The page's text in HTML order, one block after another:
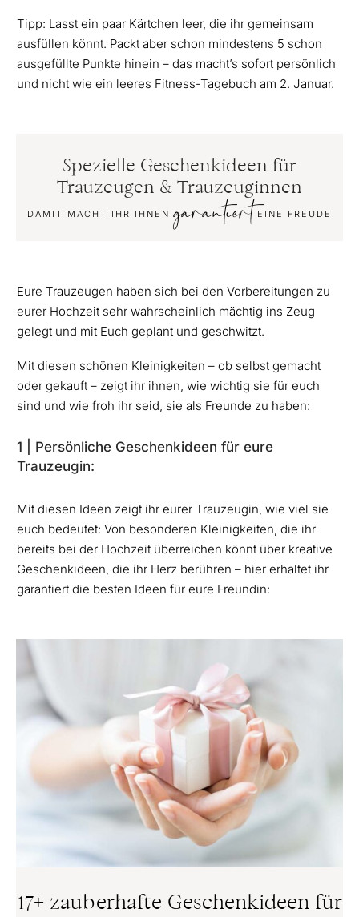
Tipp: Lasst ein paar Kärtchen leer, die ihr gemeinsam
ausfüllen könnt. Packt aber schon mindestens 5 schon
ausgefüllte Punkte hinein – das macht’s sofort persönlich
und nicht wie ein leeres Fitness-Tagebuch am 2. Januar.
Spezielle Geschenkideen für
Trauzeugen & Trauzeuginnen
DAMIT MACHT IHR IHNENgarantiert EINE FREUDE
Eure Trauzeugen haben sich bei den Vorbereitungen zu
eurer Hochzeit sehr wahrscheinlich mächtig ins Zeug
gelegt und mit Euch geplant und geschwitzt.
Mit diesen schönen Kleinigkeiten – ob selbst gemacht
oder gekauft – zeigt ihr ihnen, wie wichtig sie für euch
sind und wie froh ihr seid, sie als Freunde zu haben:
1 | Persönliche Geschenkideen für eure
Trauzeugin:
Mit diesen Ideen zeigt ihr eurer Trauzeugin, wie viel sie
euch bedeutet: Von besonderen Kleinigkeiten, die ihr
bereits bei der Hochzeit überreichen könnt über kreative
Geschenkideen, die ihr Herz berühren – hier erhaltet ihr
garantiert die besten Ideen für eure Freundin:
17+ zauberhafte Geschenkideen für